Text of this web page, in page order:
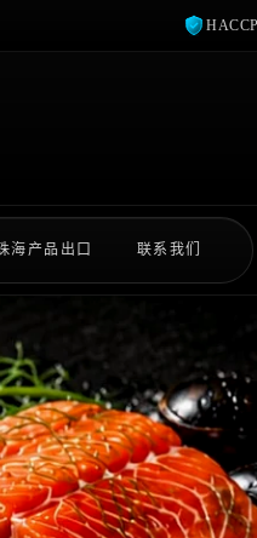
海产品出口 联系我们